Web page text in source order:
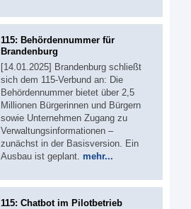
115: Behördennummer für
Brandenburg
[14.01.2025] Brandenburg schließt
sich dem 115-Verbund an: Die
Behördennummer bietet über 2,5
Millionen Bürgerinnen und Bürgern
sowie Unternehmen Zugang zu
Verwaltungsinformationen –
zunächst in der Basisversion. Ein
Ausbau ist geplant. mehr...
115: Chatbot im Pilotbetrieb